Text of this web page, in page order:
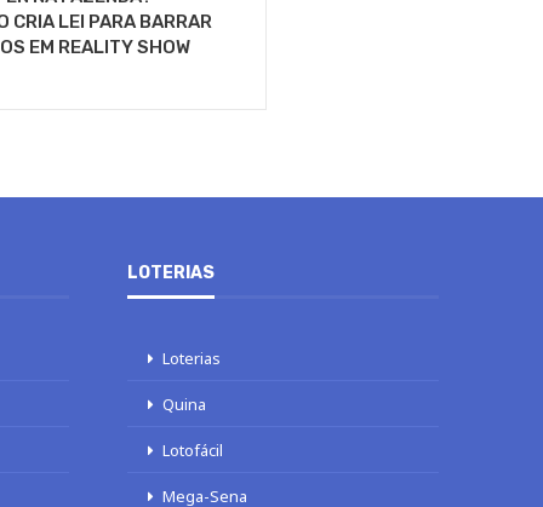
CRIA LEI PARA BARRAR
EM REALITY SHOW
LOTERIAS
Loterias
Quina
Lotofácil
Mega-Sena